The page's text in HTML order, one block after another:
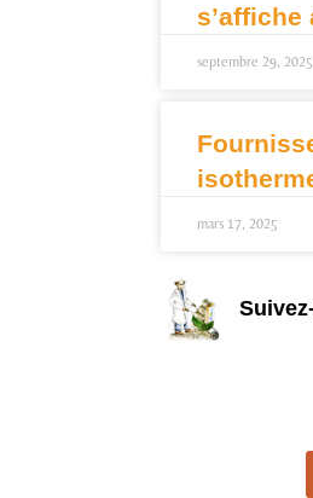
s’affiche
septembre 29, 2025
mars 17, 2025